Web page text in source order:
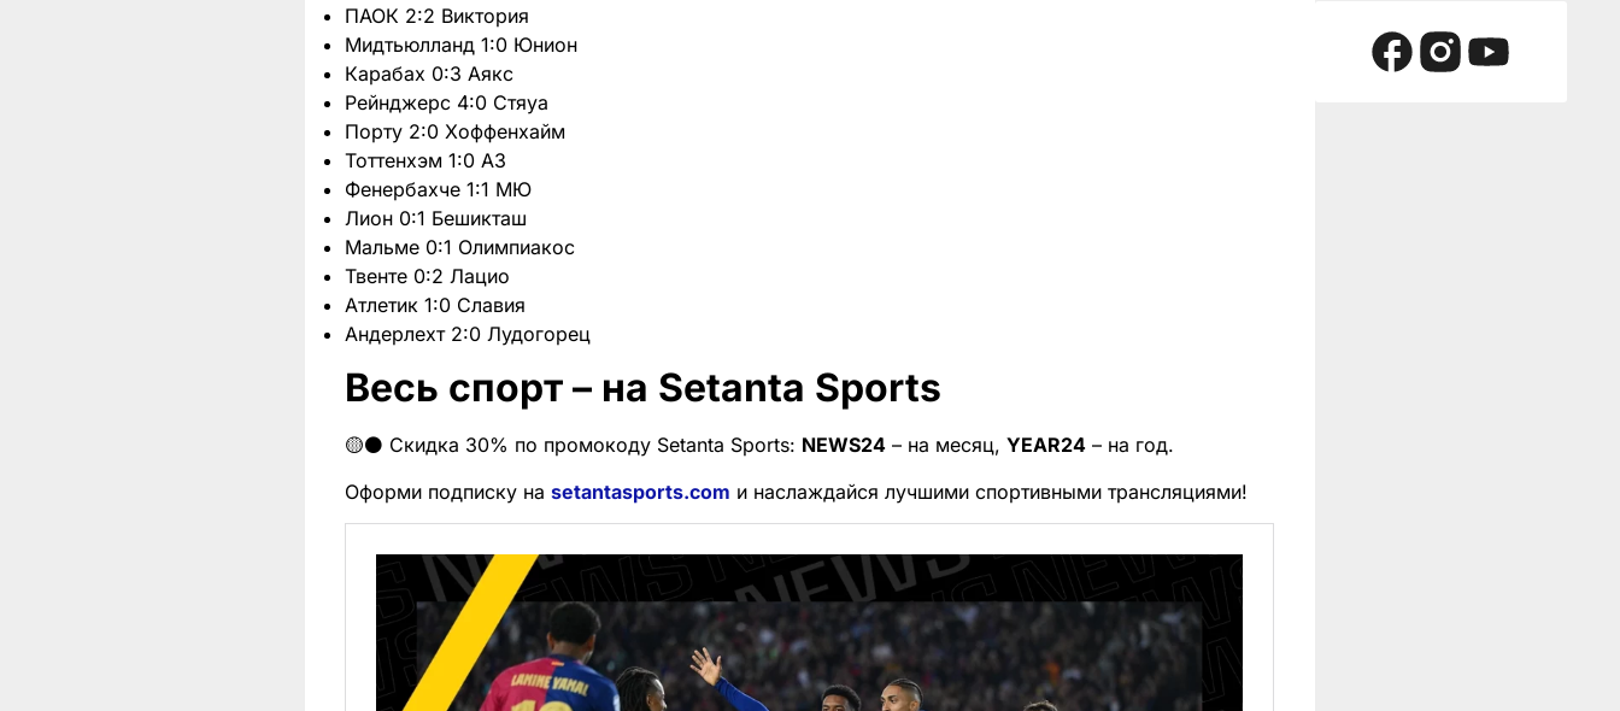
ПАОК 2:2 Виктория
Мидтьюлланд 1:0 Юнион
Карабах 0:3 Аякс
Рейнджерс 4:0 Стяуа
Порту 2:0 Хоффенхайм
Тоттенхэм 1:0 АЗ
Фенербахче 1:1 МЮ
Лион 0:1 Бешикташ
Мальме 0:1 Олимпиакос
Твенте 0:2 Лацио
Атлетик 1:0 Славия
Андерлехт 2:0 Лудогорец
Весь спорт – на Setanta Sports
🟡⚫️ Скидка 30% по промокоду Setanta Sports: NEWS24 – на месяц,YEAR24 – на год.
Оформи подписку наsetantasports.com и наслаждайся лучшими спортивными трансляциями!